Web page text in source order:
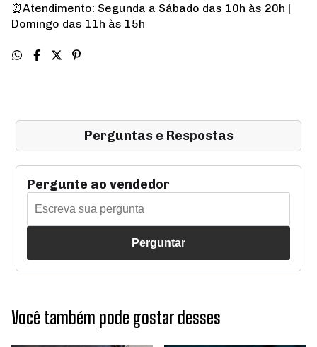
⏰Atendimento: Segunda a Sábado das 10h às 20h |
Domingo das 11h às 15h
Perguntas e Respostas
Pergunte ao vendedor
Perguntar
Você também pode gostar desses